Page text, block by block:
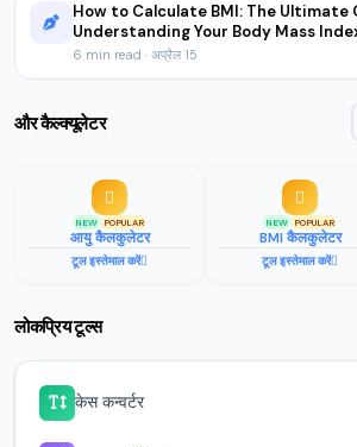
How to Calculate BMI: The Ultimate
Understanding Your Body Mass
6 min read · अप्रैल 15
और कैल्‍क्‍यूलेटर
NEW POPULAR
आयु कैलकुलेटर
टूल इस्तेमाल करें
NEW POPULAR
BMI कैलकुलेटर
टूल इस्तेमाल करें
लोकप्रिय टूल्स
केस कन्वर्टर